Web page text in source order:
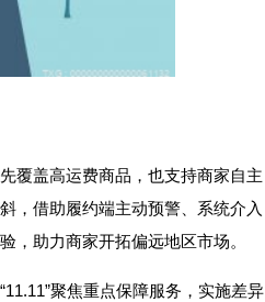
覆盖高运费商品，也支持商家自主
，借助履约端主动预警、系统介入
，助力商家开拓偏远地区市场。
聚焦重点保障服务，实施差异